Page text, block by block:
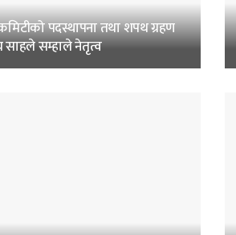
कमिटीको पदस्थापना तथा शपथ ग्रहण
साहले सम्हाले नेतृत्व